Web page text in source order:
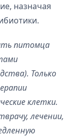
назначая
питомца
Только
клетки.
лечении,